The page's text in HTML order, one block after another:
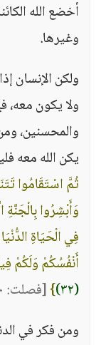
أخضع الله
وغيرها.
ولكن الإنسان
ولا يكون معه،
والمحسنين،
يكن الله معه
ثُمَّ اسْتَقَامُوا
وَأَبْشِرُوا
فِي الْحَيَاةِ
أَنْفُسُكُمْ وَلَكُمْ
(٣٢)
}[فصلت: ٣٠ - ٣٢]
ومن فكر في